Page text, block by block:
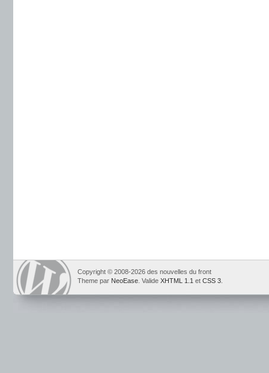
Copyright © 2008-2026 des nouvelles du front
Theme par NeoEase . Valide XHTML 1.1 et CSS 3